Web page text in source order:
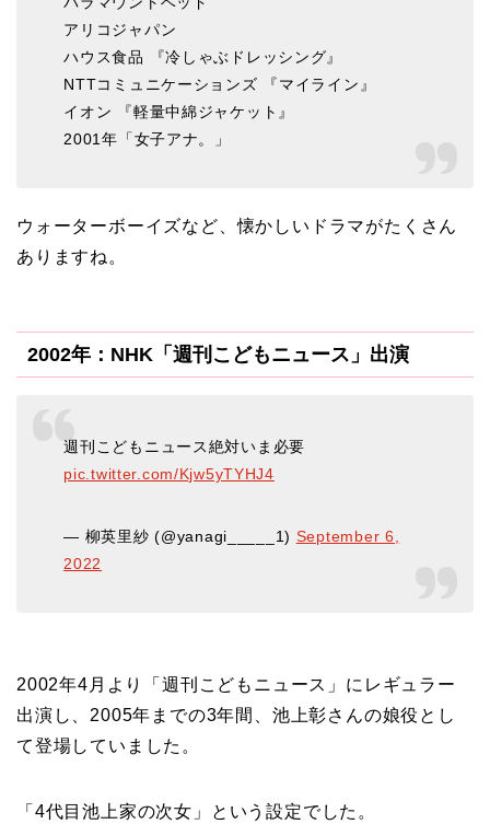
アリコジャパン
ハウス食品 『冷しゃぶドレッシング』
NTTコミュニケーションズ 『マイライン』
イオン 『軽量中綿ジャケット』
2001年「女子アナ。」
ウォーターボーイズなど、懐かしいドラマがたくさん
ありますね。
2002年：NHK「週刊こどもニュース」出演
週刊こどもニュース絶対いま必要
pic.twitter.com/Kjw5yTYHJ4
— 柳英里紗 (@yanagi_____1) September 6,
2022
2002年4月より「週刊こどもニュース」にレギュラー
出演し、2005年までの3年間、池上彰さんの娘役とし
て登場していました。
「4代目池上家の次女」という設定でした。